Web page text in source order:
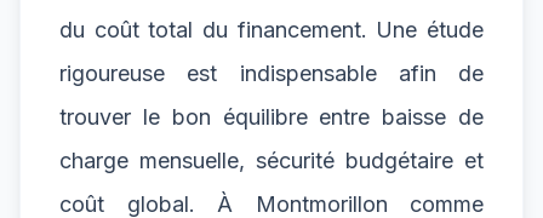
du coût total du financement. Une étude
rigoureuse est indispensable afin de
trouver le bon équilibre entre baisse de
charge mensuelle, sécurité budgétaire et
coût global. À Montmorillon comme